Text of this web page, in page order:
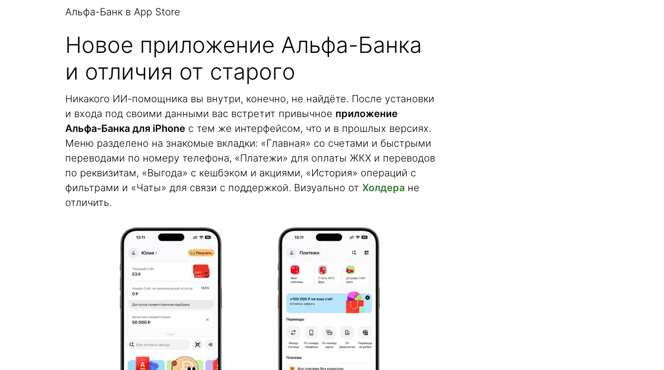
Альфа-Банк в App Store
Новое приложение Альфа-Банка
и отличия от старого
Никакого ИИ-помощника вы внутри, конечно, не найдёте. После установки
и входа под своими данными вас встретит привычное приложение
Альфа-Банка для iPhone с тем же интерфейсом, что и в прошлых версиях.
Меню разделено на знакомые вкладки: «Главная» со счетами и быстрыми
переводами по номеру телефона, «Платежи» для оплаты ЖКХ и переводов
по реквизитам, «Выгода» с кешбэком и акциями, «История» операций с
фильтрами и «Чаты» для связи с поддержкой. Визуально от Холдера не
отличить.